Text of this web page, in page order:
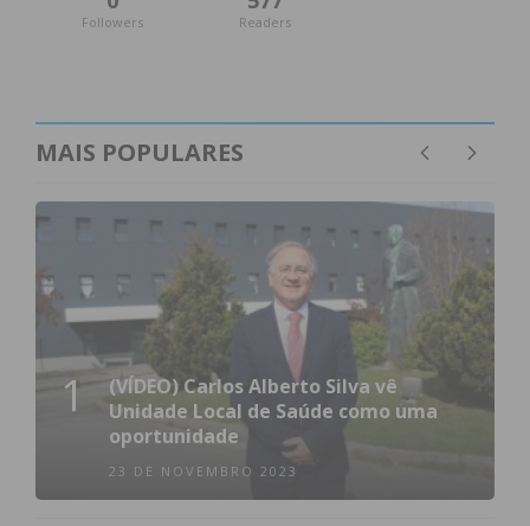
Followers Readers
MAIS POPULARES
1
(VÍDEO) Carlos Alberto Silva vê
Unidade Local de Saúde como uma
oportunidade
23 DE NOVEMBRO 2023